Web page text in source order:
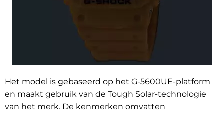
Het model is gebaseerd op het G-5600UE-platform
en maakt gebruik van de Tough Solar-technologie
van het merk. De kenmerken omvatten